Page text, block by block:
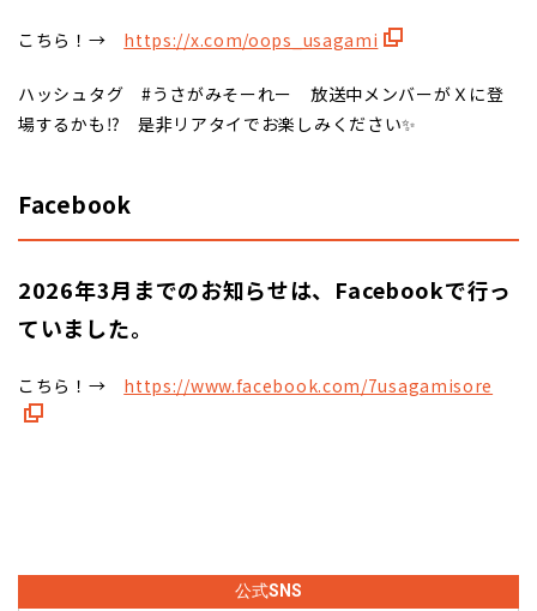
こちら！→ https://x.com/oops_usagami
ハッシュタグ #うさがみそーれー 放送中メンバーがＸに登
場するかも⁉ 是非リアタイでお楽しみください✨
Facebook
2026年3月までのお知らせは、Facebookで行っ
ていました。
こちら！→ https://www.facebook.com/7usagamisore
公式SNS